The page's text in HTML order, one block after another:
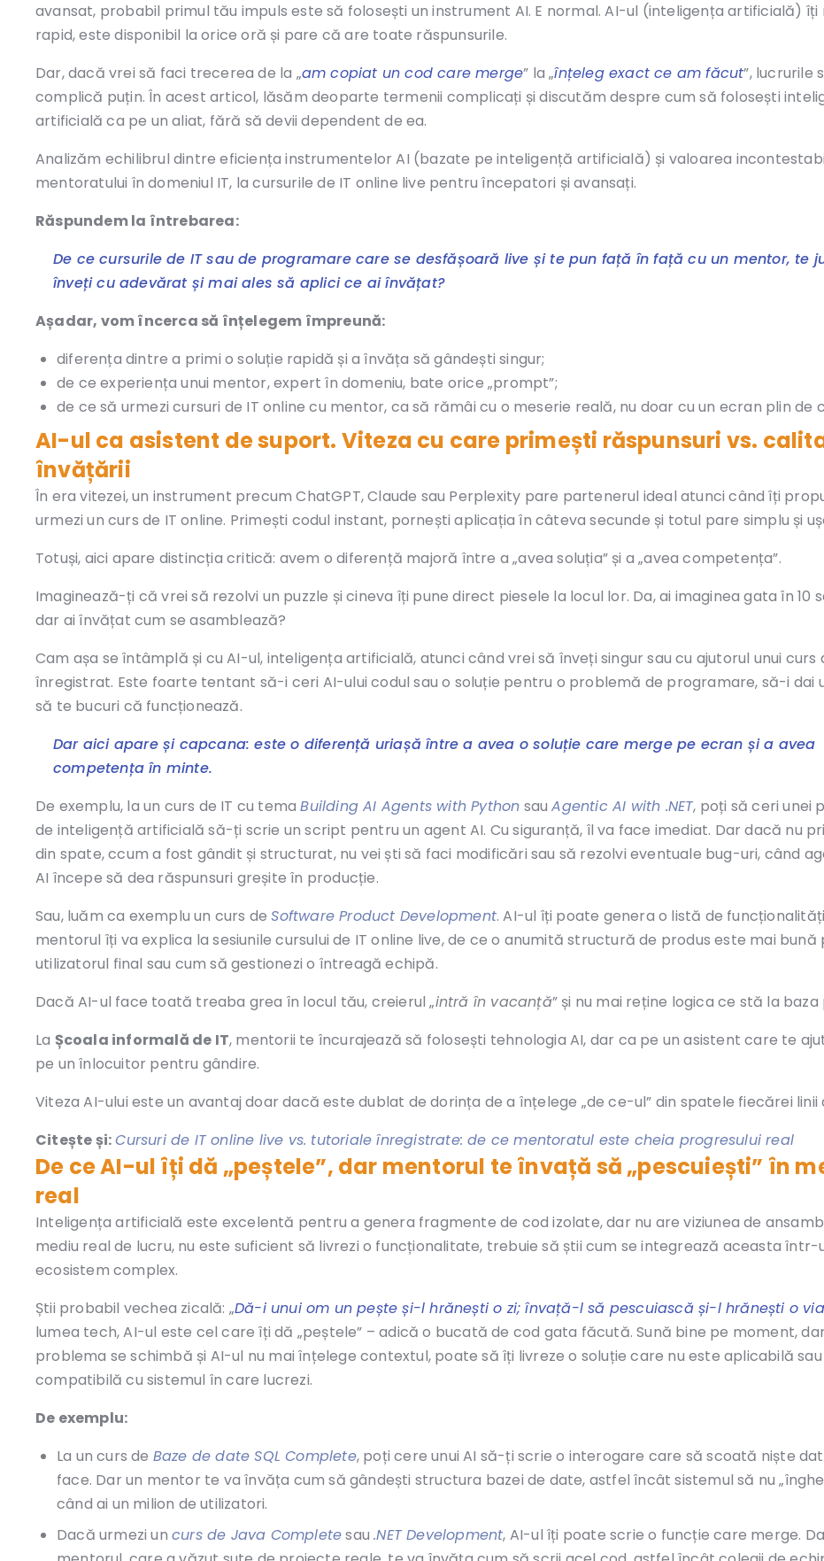
avansat, probabil primul tău impuls este să folosești un instrument AI. E normal. AI-ul (inteligența artificială) îți
rapid, este disponibil la orice oră și pare că are toate răspunsurile.
Dar, dacă vrei să faci trecerea de la „am copiat un cod care merge” la „înțeleg exact ce am făcut”, lucrurile
complică puțin. În acest articol, lăsăm deoparte termenii complicați și discutăm despre cum să folosești
artificială ca pe un aliat, fără să devii dependent de ea.
Analizăm echilibrul dintre eficiența instrumentelor AI (bazate pe inteligență artificială) și valoarea
mentoratului în domeniul IT, la cursurile de IT online live pentru începatori și avansați.
Răspundem la întrebarea:
De ce cursurile de IT sau de programare care se desfășoară live și te pun față în față cu un mentor, te
înveți cu adevărat și mai ales să aplici ce ai învățat?
Așadar, vom încerca să înțelegem împreună:
diferența dintre a primi o soluție rapidă și a învăța să gândești singur;
de ce experiența unui mentor, expert în domeniu, bate orice „prompt”;
de ce să urmezi cursuri de IT online cu mentor, ca să rămâi cu o meserie reală, nu doar cu un ecran plin de
AI-ul ca asistent de suport. Viteza cu care primești răspunsuri vs.
învățării
În era vitezei, un instrument precum ChatGPT, Claude sau Perplexity pare partenerul ideal atunci când îți
urmezi un curs de IT online. Primești codul instant, pornești aplicația în câteva secunde și totul pare simplu și
Totuși, aici apare distincția critică: avem o diferență majoră între a „avea soluția” și a „avea competența”.
Imaginează-ți că vrei să rezolvi un puzzle și cineva îți pune direct piesele la locul lor. Da, ai imaginea gata în 10
dar ai învățat cum se asamblează?
Cam așa se întâmplă și cu AI-ul, inteligența artificială, atunci când vrei să înveți singur sau cu ajutorul unui curs
înregistrat. Este foarte tentant să-i ceri AI-ului codul sau o soluție pentru o problemă de programare, să-i dai
să te bucuri că funcționează.
Dar aici apare și capcana: este o diferență uriașă între a avea o soluție care merge pe ecran și a avea
competența în minte.
De exemplu, la un curs de IT cu temaBuilding AI Agents with Python sauAgentic AI with .NET, poți să ceri unei
de inteligență artificială să-ți scrie un script pentru un agent AI. Cu siguranță, îl va face imediat. Dar dacă nu
din spate, ccum a fost gândit și structurat, nu vei ști să faci modificări sau să rezolvi eventuale bug-uri, când
AI începe să dea răspunsuri greșite în producție.
Sau, luăm ca exemplu un curs deSoftware Product Development. AI-ul îți poate genera o listă de
mentorul îți va explica la sesiunile cursului de IT online live, de ce o anumită structură de produs este mai bună
utilizatorul final sau cum să gestionezi o întreagă echipă.
Dacă AI-ul face toată treaba grea în locul tău, creierul „intră în vacanță” și nu mai reține logica ce stă la baza
La Școala informală de IT, mentorii te încurajează să folosești tehnologia AI, dar ca pe un asistent care te
pe un înlocuitor pentru gândire.
Viteza AI-ului este un avantaj doar dacă este dublat de dorința de a înțelege „de ce-ul” din spatele fiecărei linii
Citește și:Cursuri de IT online live vs. tutoriale înregistrate: de ce mentoratul este cheia progresului real
De ce AI-ul îți dă „peștele”, dar mentorul te învață să „pescuiești” în
real
Inteligența artificială este excelentă pentru a genera fragmente de cod izolate, dar nu are viziunea de
mediu real de lucru, nu este suficient să livrezi o funcționalitate, trebuie să știi cum se integrează aceasta într-
ecosistem complex.
Știi probabil vechea zicală: „Dă-i unui om un pește și-l hrănești o zi; învață-l să pescuiască și-l hrănești o
lumea tech, AI-ul este cel care îți dă „peștele” – adică o bucată de cod gata făcută. Sună bine pe moment,
problema se schimbă și AI-ul nu mai înțelege contextul, poate să îți livreze o soluție care nu este aplicabilă sau
compatibilă cu sistemul în care lucrezi.
De exemplu:
La un curs de Baze de date SQL Complete, poți cere unui AI să-ți scrie o interogare care să scoată niște
face. Dar un mentor te va învăța cum să gândești structura bazei de date, astfel încât sistemul să nu
când ai un milion de utilizatori.
Dacă urmezi un curs de Java Completesau.NET Development, AI-ul îți poate scrie o funcție care merge.